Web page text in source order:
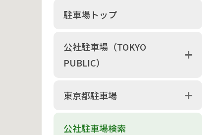
駐車場トップ
公社駐車場（TOKYO
PUBLIC）
東京都駐車場
公社駐車場検索